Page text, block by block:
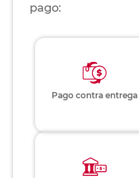
pago:
Pago contra entrega